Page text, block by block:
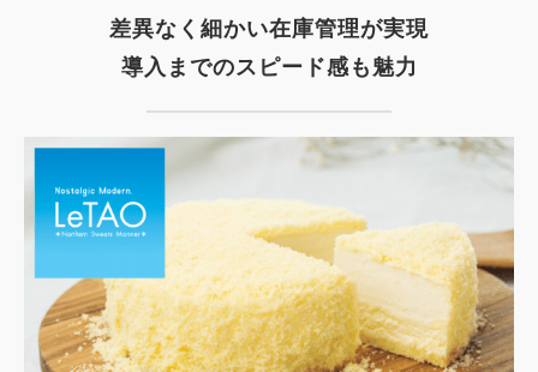
差異なく細かい在庫管理が実現
導入までのスピード感も魅力